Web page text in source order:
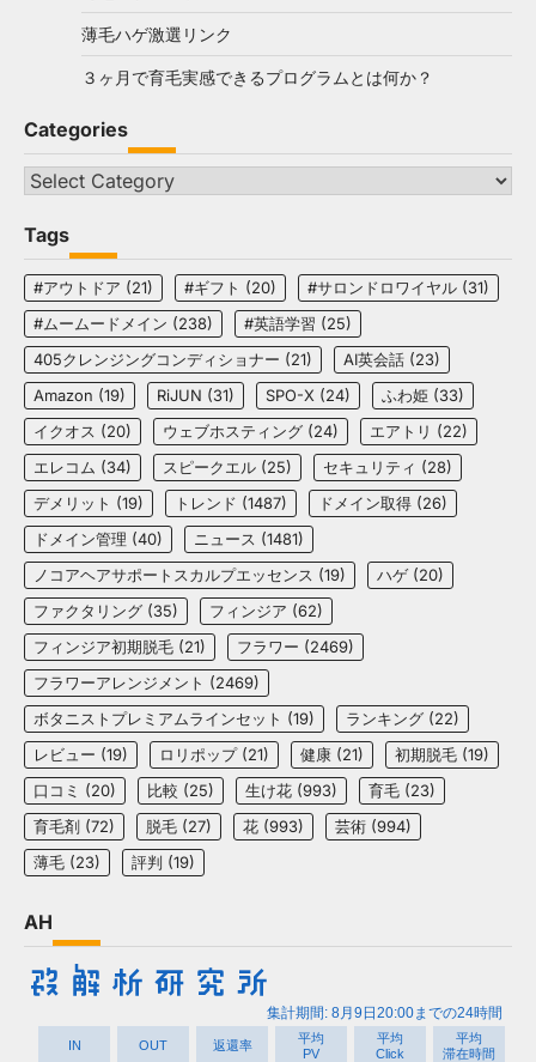
薄毛ハゲ激選リンク
３ヶ月で育毛実感できるプログラムとは何か？
Categories
Categories
Tags
#アウトドア (21) #ギフト (20) #サロンドロワイヤル (31)
#ムームードメイン (238) #英語学習 (25)
405クレンジングコンディショナー (21) AI英会話 (23)
Amazon (19) RiJUN (31) SPO-X (24) ふわ姫 (33)
イクオス (20) ウェブホスティング (24) エアトリ (22)
エレコム (34) スピークエル (25) セキュリティ (28)
デメリット (19) トレンド (1487) ドメイン取得 (26)
ドメイン管理 (40) ニュース (1481)
ノコアヘアサポートスカルプエッセンス (19) ハゲ (20)
ファクタリング (35) フィンジア (62)
フィンジア初期脱毛 (21) フラワー (2469)
フラワーアレンジメント (2469)
ボタニストプレミアムラインセット (19) ランキング (22)
レビュー (19) ロリポップ(21) 健康 (21) 初期脱毛 (19)
口コミ (20) 比較 (25) 生け花 (993) 育毛 (23)
育毛剤 (72) 脱毛 (27) 花 (993) 芸術 (994)
薄毛 (23) 評判 (19)
AH